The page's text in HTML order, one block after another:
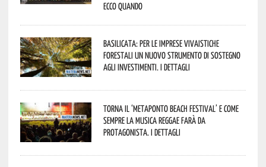
Ecco quando
Basilicata: per le imprese vivaistiche
forestali un nuovo strumento di sostegno
agli investimenti. I dettagli
Torna il ‘Metaponto beach festival’ e come
sempre la musica reggae farà da
protagonista. I dettagli